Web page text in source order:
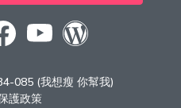
085 (我想瘦 你幫我)
護政策